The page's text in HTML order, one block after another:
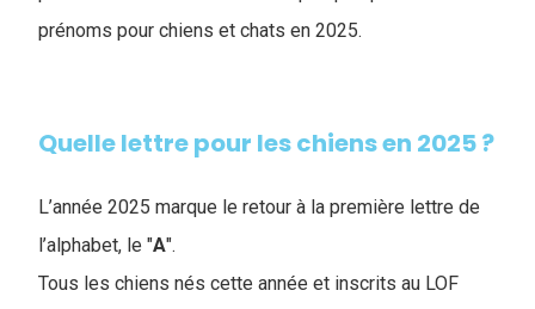
prénoms pour chiens et chats en 2025.
Quelle lettre pour les chiens en 2025 ?
L’année 2025 marque le retour à la première lettre de
l’alphabet, le "A".
Tous les chiens nés cette année et inscrits au LOF